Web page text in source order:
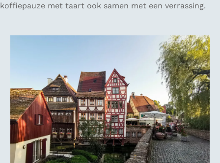
koffiepauze met taart ook samen met een verrassing.